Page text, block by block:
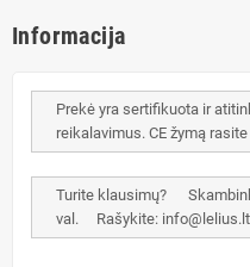
Informacija
Prekė yra sertifikuota ir
reikalavimus. CE žymą
Turite klausimų?
val. Rašykite: info@lelius.lt